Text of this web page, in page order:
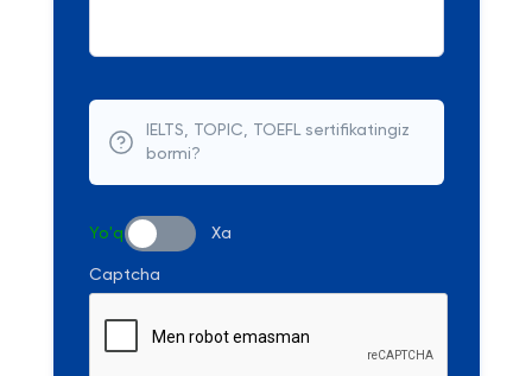
IELTS, TOPIC, TOEFL sertifikatingiz
bormi?
Yo'q Xa
Captcha